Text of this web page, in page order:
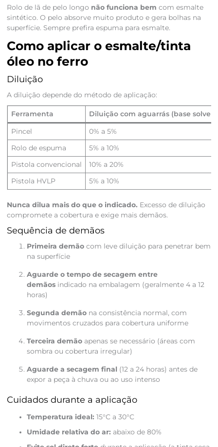
Rolo de lã de pelo longo não funciona bem com esmalte
sintético. O pelo absorve muito produto e gera bolhas na
superfície. Sempre prefira espuma para esmalte.
Como aplicar o esmalte/tinta
óleo no ferro
Diluição
A diluição depende do método de aplicação:
Ferramenta Diluição com aguarrás (base
Pincel 0% a 5%
Rolo de espuma 5% a 10%
Pistola convencional 10% a 20%
Pistola HVLP 5% a 10%
Nunca dilua mais do que o indicado. Excesso de diluição
compromete a cobertura e exige mais demãos.
Sequência de demãos
Primeira demãocom leve diluição para penetrar bem
na superfície
Aguarde o tempo de secagem entre
demãosindicado na embalagem (geralmente 4 a 12
horas)
Segunda demãona consistência normal, com
movimentos cruzados para cobertura uniforme
Terceira demãoapenas se necessário (áreas com
sombra ou cobertura irregular)
Aguarde a secagem final (12 a 24 horas) antes de
expor a peça à chuva ou ao uso intenso
Cuidados durante a aplicação
Temperatura ideal: 15°C a 30°C
Umidade relativa do ar: abaixo de 80%